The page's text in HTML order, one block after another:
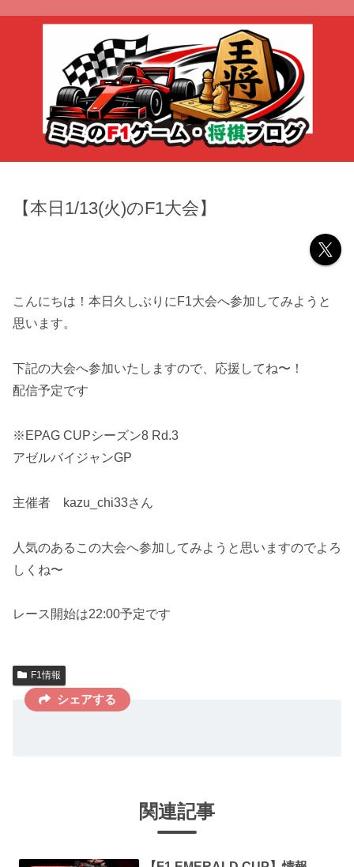
【本日1/13(火)のF1大会】
こんにちは！本日久しぶりにF1大会へ参加してみようと
思います。
下記の大会へ参加いたしますので、応援してね〜！
配信予定です
※EPAG CUPシーズン8 Rd.3
アゼルバイジャンGP
主催者 kazu_chi33さん
人気のあるこの大会へ参加してみようと思いますのでよろ
しくね〜
レース開始は22:00予定です
F1情報
シェアする
関連記事